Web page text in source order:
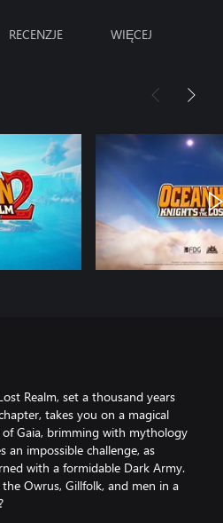
RECENZJE WIĘCEJ
Realm, set a thousand years
takes you on a magical
Gaia, brimming with mythology
an impossible challenge, as
with a formidable Dark Army.
Owrus, Gillfolk, and men in a